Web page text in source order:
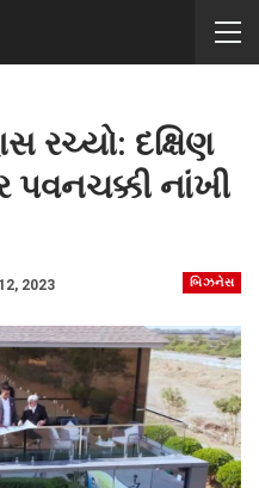
રચ્યો: દક્ષિણ
પવનચક્કી નાંખી
બિઝનેસ
2023